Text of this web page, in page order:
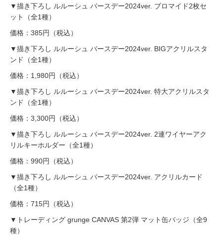
▼描き下ろし ルルーシュ バースデー2024ver. ブロマイド2枚セ
ット（全1種）
価格：385円（税込）
▼描き下ろし ルルーシュ バースデー2024ver. BIGアクリルスタ
ンド（全1種）
価格：1,980円（税込）
▼描き下ろし ルルーシュ バースデー2024ver. 特大アクリルスタ
ンド（全1種）
価格：3,300円（税込）
▼描き下ろし ルルーシュ バースデー2024ver. 2連ワイヤーアク
リルキーホルダー（全1種）
価格：990円（税込）
▼描き下ろし ルルーシュ バースデー2024ver. アクリルカード
（全1種）
価格：715円（税込）
▼トレーディング grunge CANVAS 第2弾 マット缶バッジ（全9
種）